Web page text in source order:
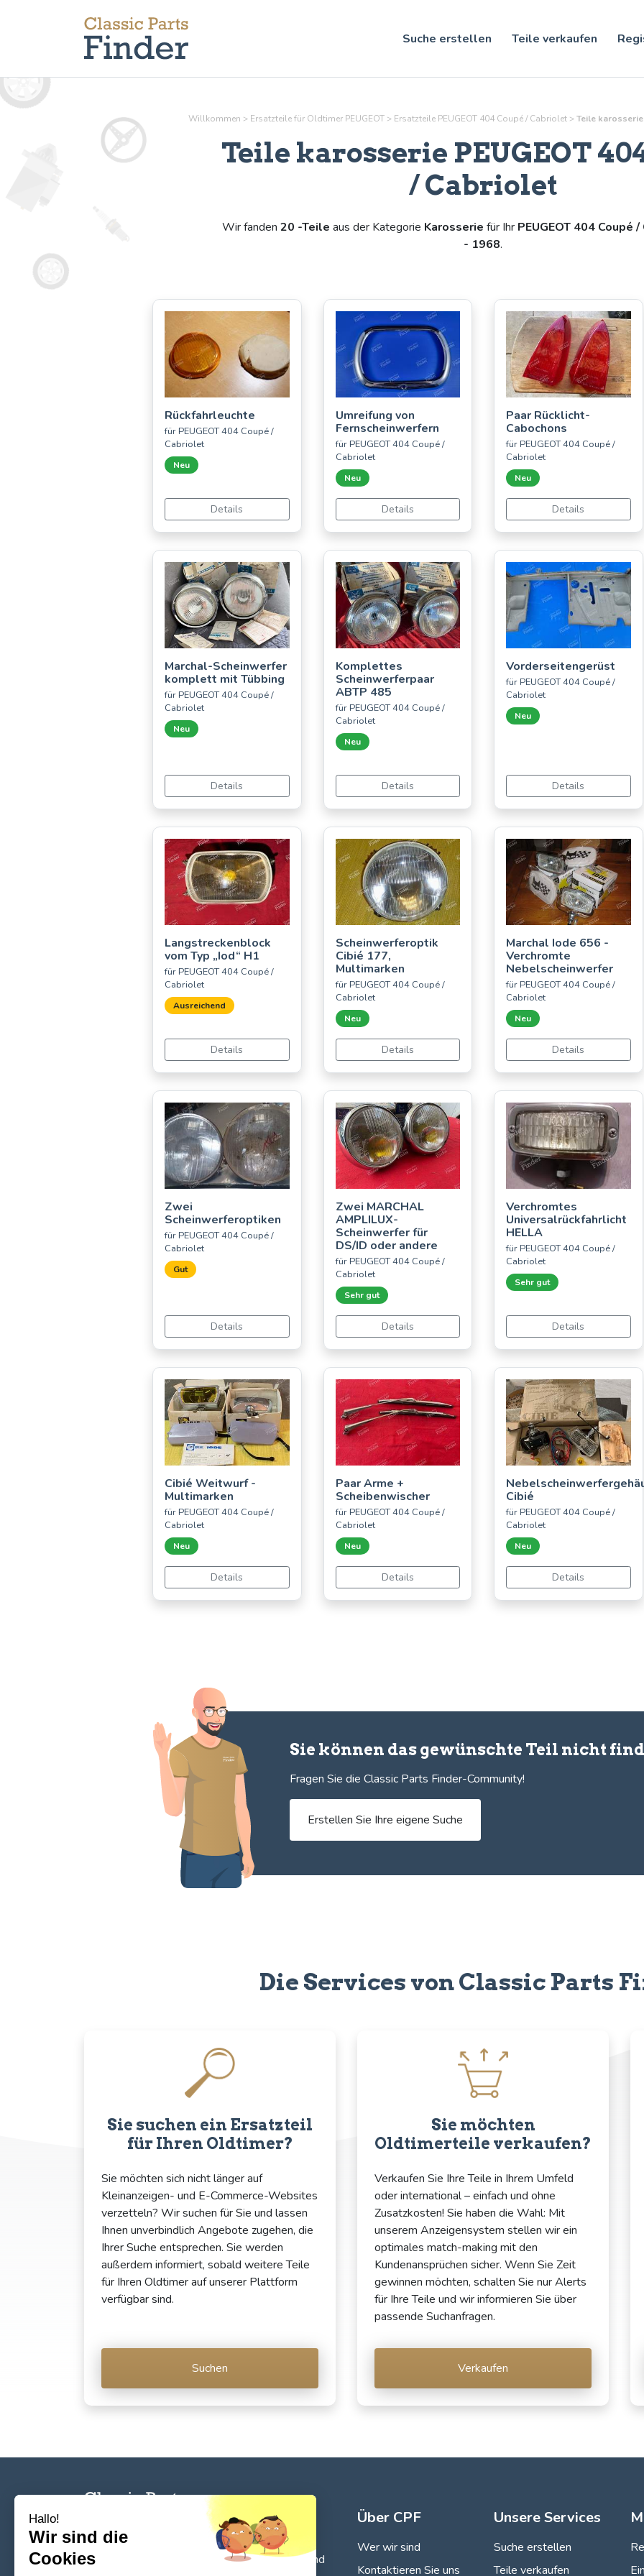
Suche erstellen Teile verkaufen
Willkommen > Ersatzteile für Oldtimer PEUGEOT > Ersatzteile PEUGEOT 404 Coupé / Cabriolet >Teile karosserie
Teile karosserie PEUGEOT
/ Cabriolet
Wir fanden 20 -Teile aus der Kategorie Karosserie für Ihr PEUGEOT 404
- 1968.
Rückfahrleuchte
für PEUGEOT 404 Coupé /
Cabriolet
Neu
Details
Umreifung von
Fernscheinwerfern
für PEUGEOT 404 Coupé /
Cabriolet
Neu
Details
Paar Rücklicht-
Cabochons
für PEUGEOT 404 Coupé /
Cabriolet
Neu
Details
Marchal-Scheinwerfer
komplett mit Tübbing
für PEUGEOT 404 Coupé /
Cabriolet
Neu
Details
Komplettes
Scheinwerferpaar
ABTP 485
für PEUGEOT 404 Coupé /
Cabriolet
Neu
Details
Vorderseitengerüst
für PEUGEOT 404 Coupé /
Cabriolet
Neu
Details
Langstreckenblock
vom Typ „Iod“ H1
für PEUGEOT 404 Coupé /
Cabriolet
Ausreichend
Details
Scheinwerferoptik
Cibié 177,
Multimarken
für PEUGEOT 404 Coupé /
Cabriolet
Neu
Details
Marchal Iode 656 -
Verchromte
Nebelscheinwerfer
für PEUGEOT 404 Coupé /
Cabriolet
Neu
Details
Zwei
Scheinwerferoptiken
für PEUGEOT 404 Coupé /
Cabriolet
Gut
Details
Zwei MARCHAL
AMPLILUX-
Scheinwerfer für
DS/ID oder andere
für PEUGEOT 404 Coupé /
Cabriolet
Sehr gut
Details
Verchromtes
Universalrückfahrlicht
HELLA
für PEUGEOT 404 Coupé /
Cabriolet
Sehr gut
Details
Cibié Weitwurf -
Multimarken
für PEUGEOT 404 Coupé /
Cabriolet
Neu
Details
Paar Arme +
Scheibenwischer
für PEUGEOT 404 Coupé /
Cabriolet
Neu
Details
Cibié
für PEUGEOT 404 Coupé /
Cabriolet
Neu
Details
Sie können das gewünschte Teil nicht
Fragen Sie die Classic Parts Finder-Community!
Erstellen Sie Ihre eigene Suche
Die Services von Classic Parts
Sie suchen ein Ersatzteil
für Ihren Oldtimer?
Sie möchten sich nicht länger auf
Kleinanzeigen- und E-Commerce-Websites
verzetteln? Wir suchen für Sie und lassen
Ihnen unverbindlich Angebote zugehen, die
Ihrer Suche entsprechen. Sie werden
außerdem informiert, sobald weitere Teile
für Ihren Oldtimer auf unserer Plattform
verfügbar sind.
Suchen
Sie möchten
Oldtimerteile verkaufen?
Verkaufen Sie Ihre Teile in Ihrem Umfeld
oder international – einfach und ohne
Zusatzkosten! Sie haben die Wahl: Mit
unserem Anzeigensystem stellen wir ein
optimales match-making mit den
Kundenansprüchen sicher. Wenn Sie Zeit
gewinnen möchten, schalten Sie nur Alerts
für Ihre Teile und wir informieren Sie über
passende Suchanfragen.
Verkaufen
Das Standardtool für die Suche, denVerkauf und
Über CPF
Wer wir sind
Kontaktieren Sie uns
Unsere Services
Suche erstellen
Teile verkaufen
Hallo!
Wir sind die
Cookies